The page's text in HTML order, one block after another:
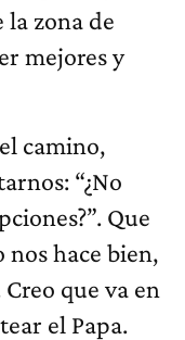
la zona de
mejores y
camino,
“¿No
Que
nos hace bien,
que va en
el Papa.